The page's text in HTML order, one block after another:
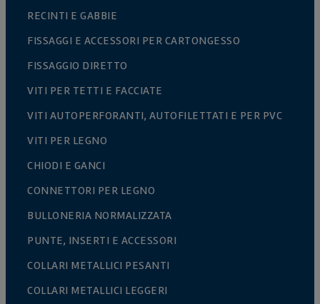
RECINTI E GABBIE
FISSAGGI E ACCESSORI PER CARTONGESSO
FISSAGGIO DIRETTO
VITI PER TETTI E FACCIATE
VITI AUTOPERFORANTI, AUTOFILETTATI E PER PVC
VITI PER LEGNO
CHIODI E GANCI
CONNETTORI PER LEGNO
BULLONERIA NORMALIZZATA
PUNTE, INSERTI E ACCESSORI
COLLARI METALLICI PESANTI
COLLARI METALLICI LEGGERI